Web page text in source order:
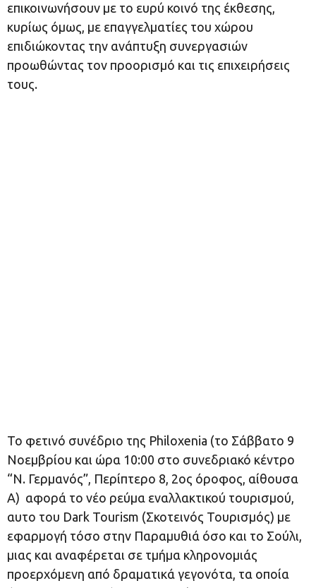
επικοινωνήσουν με το ευρύ κοινό της έκθεσης,
κυρίως όμως, με επαγγελματίες του χώρου
επιδιώκοντας την ανάπτυξη συνεργασιών
προωθώντας τον προορισμό και τις επιχειρήσεις
τους.
To φετινό συνέδριο της Philoxenia (το Σάββατο 9
Νοεμβρίου και ώρα 10:00 στο συνεδριακό κέντρο
“Ν. Γερμανός”, Περίπτερο 8, 2ος όροφος, αίθουσα
Α) αφορά το νέο ρεύμα εναλλακτικού τουρισμού,
αυτο του Dark Tourism (Σκοτεινός Τουρισμός) με
εφαρμογή τόσο στην Παραμυθιά όσο και το Σούλι,
μιας και αναφέρεται σε τμήμα κληρονομιάς
προερχόμενη από δραματικά γεγονότα, τα οποία